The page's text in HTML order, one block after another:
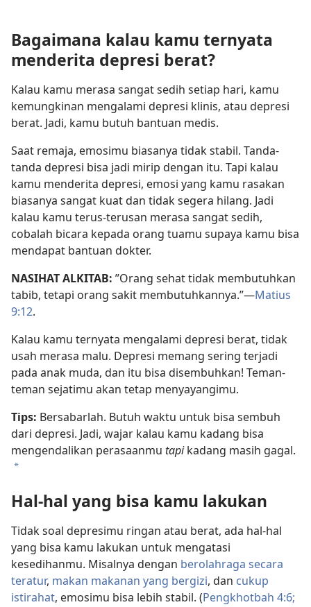
Bagaimana kalau kamu ternyata
menderita depresi berat?
Kalau kamu merasa sangat sedih setiap hari, kamu
kemungkinan mengalami depresi klinis, atau depresi
berat. Jadi, kamu butuh bantuan medis.
Saat remaja, emosimu biasanya tidak stabil. Tanda-
tanda depresi bisa jadi mirip dengan itu. Tapi kalau
kamu menderita depresi, emosi yang kamu rasakan
biasanya sangat kuat dan tidak segera hilang. Jadi
kalau kamu terus-terusan merasa sangat sedih,
cobalah bicara kepada orang tuamu supaya kamu bisa
mendapat bantuan dokter.
NASIHAT ALKITAB: ”Orang sehat tidak membutuhkan
tabib, tetapi orang sakit membutuhkannya.”​—Matius
9:12.
Kalau kamu ternyata mengalami depresi berat, tidak
usah merasa malu. Depresi memang sering terjadi
pada anak muda, dan itu bisa disembuhkan! Teman-
teman sejatimu akan tetap menyayangimu.
Tips: Bersabarlah. Butuh waktu untuk bisa sembuh
dari depresi. Jadi, wajar kalau kamu kadang bisa
mengendalikan perasaanmu tapikadang masih gagal.
a
Hal-hal yang bisa kamu lakukan
Tidak soal depresimu ringan atau berat, ada hal-hal
yang bisa kamu lakukan untuk mengatasi
kesedihanmu. Misalnya dengan berolahraga secara
teratur, makan makanan yang bergizi, dan cukup
istirahat, emosimu bisa lebih stabil. (Pengkhotbah 4:6;